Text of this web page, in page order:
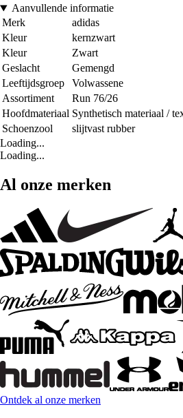
Aanvullende informatie
Merk
adidas
Kleur
kernzwart
Kleur
Zwart
Geslacht
Gemengd
Leeftijdsgroep
Volwassene
Assortiment
Run 76/26
Hoofdmateriaal Synthetisch materiaal /
Schoenzool
slijtvast rubber
Loading...
Loading...
Al onze merken
Ontdek al onze merken